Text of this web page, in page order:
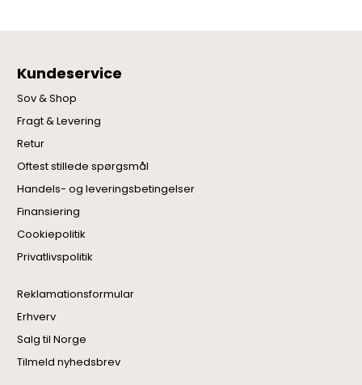
Kundeservice
Sov & Shop
Fragt & Levering
Retur
Oftest stillede spørgsmål
Handels- og leveringsbetingelser
Finansiering
Cookiepolitik
Privatlivspolitik
Reklamationsformular
Erhverv
Salg til Norge
Tilmeld nyhedsbrev